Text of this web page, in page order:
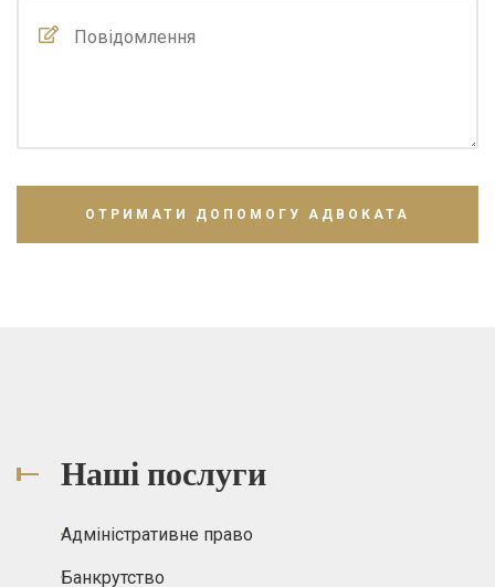
Наші послуги
Адміністративне право
Банкрутство